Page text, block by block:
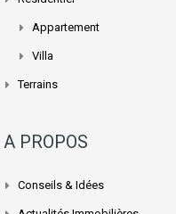
Appartement
Villa
Terrains
A PROPOS
Conseils & Idées